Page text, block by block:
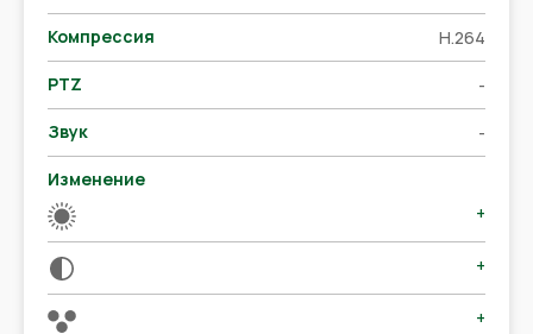
Компрессия H.264
PTZ -
Звук -
Изменение
+
+
+